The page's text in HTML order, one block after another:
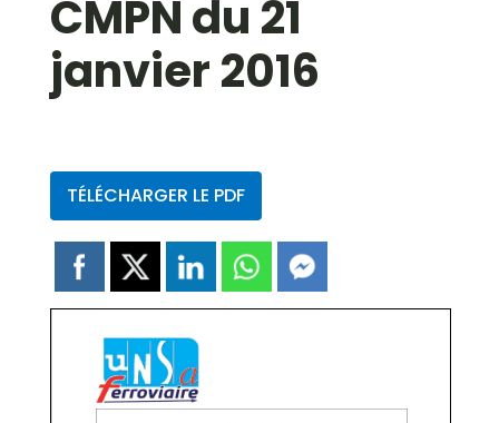
CMPN du 21
janvier 2016
TÉLÉCHARGER LE PDF